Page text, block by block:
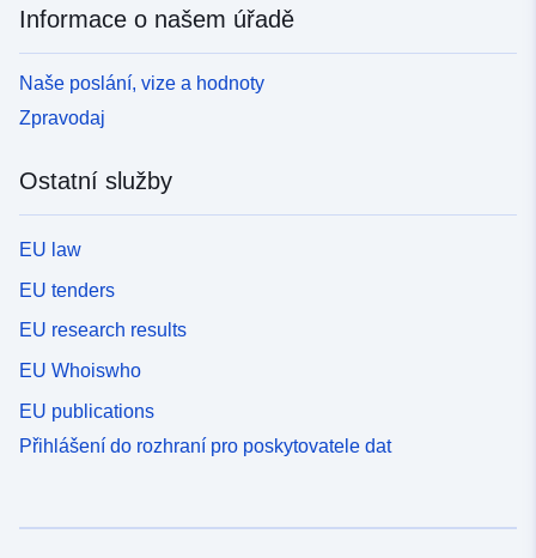
Informace o našem úřadě
Naše poslání, vize a hodnoty
Zpravodaj
Ostatní služby
EU law
EU tenders
EU research results
EU Whoiswho
EU publications
Přihlášení do rozhraní pro poskytovatele dat